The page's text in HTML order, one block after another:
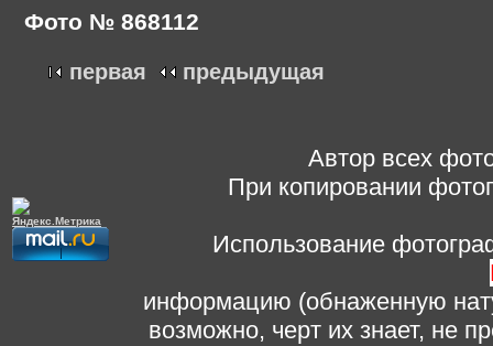
Фото № 868112
первая предыдущая
Автор всех
При копировании
Использование
информацию (обнаженную
возможно, черт их знает, не